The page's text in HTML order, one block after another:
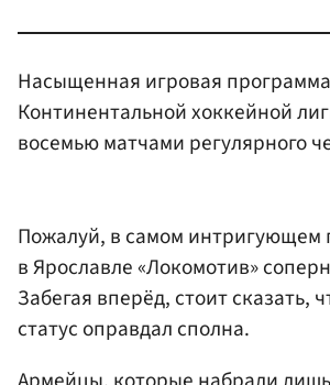
Насыщенная игровая
Континентальной хоккейной
восемью матчами регулярного
Пожалуй, в самом интригующем
в Ярославле «Локомотив»
Забегая вперёд, стоит сказать,
статус оправдал сполна.